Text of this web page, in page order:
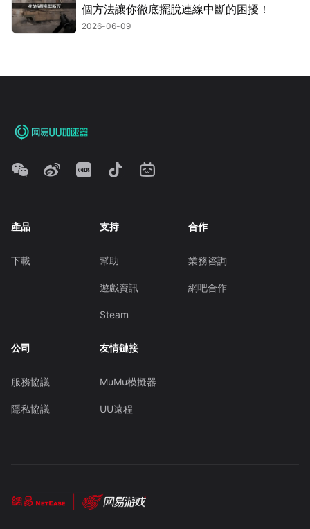
個方法讓你徹底擺脫連線中斷的困擾！
2026-06-09
產品
下載
支持
幫助
遊戲資訊
Steam
合作
業務咨詢
網吧合作
公司
服務協議
隱私協議
友情鏈接
MuMu模擬器
UU遠程